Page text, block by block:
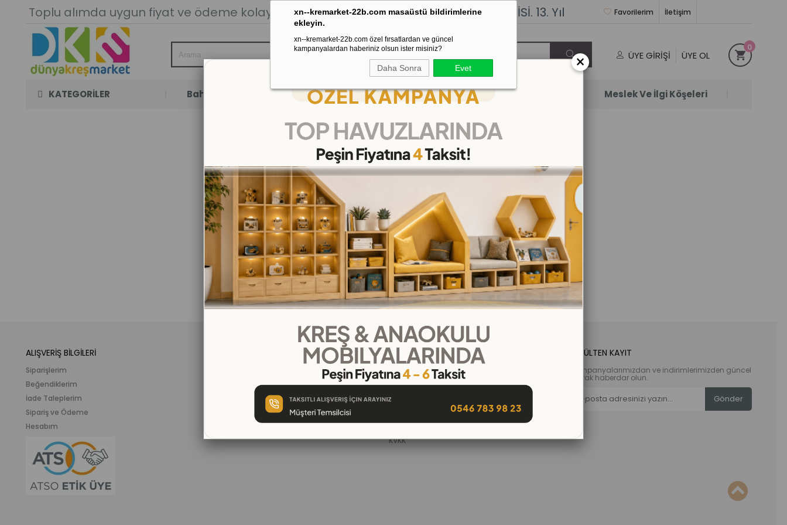
xn--kremarket-22b.com masaüstü bildirimlerine
ekleyin.
xn--kremarket-22b.com özel fırsatlardan ve güncel
kampanyalardan haberiniz olsun ister misiniz?
Daha Sonra Evet
Toplu alımda uygun fiyat ve ödeme kolaylığı. Stoktan Gönderim.% 100İADEGARANTİSİ. 13. Yıl İletişim
Favorilerim
ÜYE GIRIŞI ÜYE OL
0
KATEGORİLER Bahçe Oyun Odası Kaydırak Salıncak Tahterevalli Çok Satanlar Meslek Ve İlgi Köşeleri
ALIŞVERİŞ BİLGİLERİ
Siparişlerim
Beğendiklerim
İade Taleplerim
Sipariş ve Ödeme
Hesabım
Meslek ve İlgi Köşeleri
Eğitici Plastik Oyuncak
KURUMSAL
Hakkımızda
İletişim
Banka Hesap Numaraları
Gizlilik ve Güvenlik
Garanti ve İade
KVKK
E-BÜLTEN KAYIT
Kampanyalarımızdan ve indirimlerimizden güncel
olarak haberdar olun.
Gönder
×